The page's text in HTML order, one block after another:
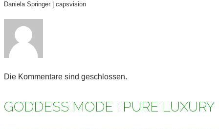
Daniela Springer | capsvision
Die Kommentare sind geschlossen.
GODDESS MODE : PURE LUXURY